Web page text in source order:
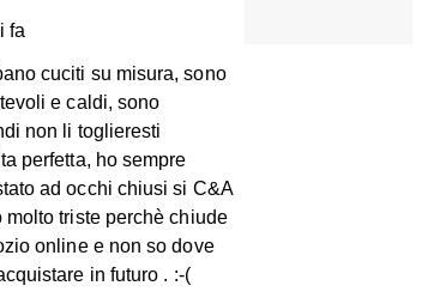
fa
cuciti su misura, sono
e caldi, sono
non li toglieresti
perfetta, ho sempre
ad occhi chiusi si C&A
molto triste perchè chiude
online e non so dove
in futuro . :-(